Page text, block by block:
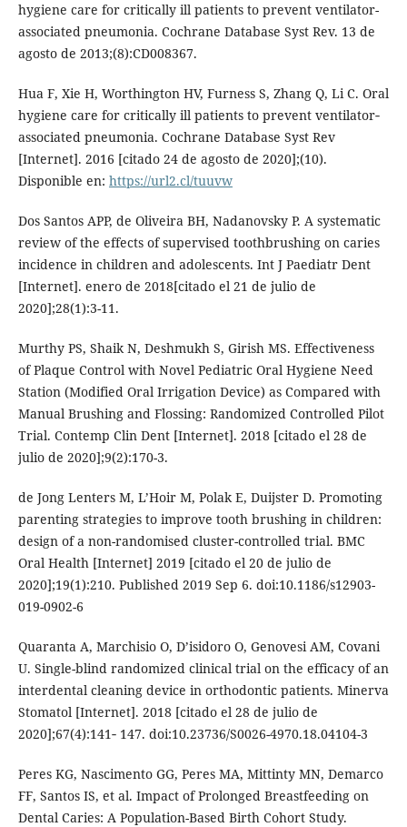
hygiene care for critically ill patients to prevent ventilator-
associated pneumonia. Cochrane Database Syst Rev. 13 de
agosto de 2013;(8):CD008367.
Hua F, Xie H, Worthington HV, Furness S, Zhang Q, Li C. Oral
hygiene care for critically ill patients to prevent ventilator‐
associated pneumonia. Cochrane Database Syst Rev
[Internet]. 2016 [citado 24 de agosto de 2020];(10).
Disponible en: https://url2.cl/tuuvw
Dos Santos APP, de Oliveira BH, Nadanovsky P. A systematic
review of the effects of supervised toothbrushing on caries
incidence in children and adolescents. Int J Paediatr Dent
[Internet]. enero de 2018[citado el 21 de julio de
2020];28(1):3-11.
Murthy PS, Shaik N, Deshmukh S, Girish MS. Effectiveness
of Plaque Control with Novel Pediatric Oral Hygiene Need
Station (Modified Oral Irrigation Device) as Compared with
Manual Brushing and Flossing: Randomized Controlled Pilot
Trial. Contemp Clin Dent [Internet]. 2018 [citado el 28 de
julio de 2020];9(2):170-3.
de Jong Lenters M, L’Hoir M, Polak E, Duijster D. Promoting
parenting strategies to improve tooth brushing in children:
design of a non-randomised cluster-controlled trial. BMC
Oral Health [Internet] 2019 [citado el 20 de julio de
2020];19(1):210. Published 2019 Sep 6. doi:10.1186/s12903-
019-0902-6
Quaranta A, Marchisio O, D’isidoro O, Genovesi AM, Covani
U. Single-blind randomized clinical trial on the efficacy of an
interdental cleaning device in orthodontic patients. Minerva
Stomatol [Internet]. 2018 [citado el 28 de julio de
2020];67(4):141‐ 147. doi:10.23736/S0026-4970.18.04104-3
Peres KG, Nascimento GG, Peres MA, Mittinty MN, Demarco
FF, Santos IS, et al. Impact of Prolonged Breastfeeding on
Dental Caries: A Population-Based Birth Cohort Study.